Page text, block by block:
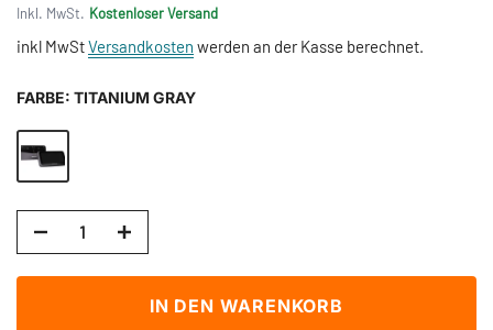
Inkl. MwSt. Kostenloser Versand
inkl MwStVersandkosten werden an der Kasse berechnet.
FARBE: TITANIUM GRAY
IN DEN WARENKORB